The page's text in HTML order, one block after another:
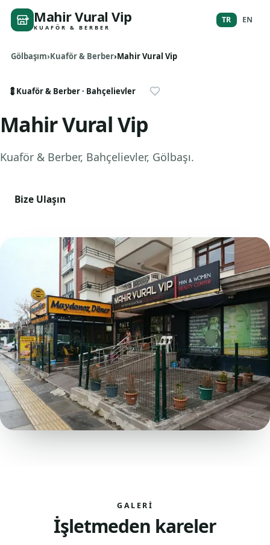
Mahir Vural Vip
KUAFÖR & BERBER
TR EN
Gölbaşım Kuaför & Berber Mahir Vural Vip
💈Kuaför & Berber· Bahçelievler
Mahir Vural Vip
Kuaför & Berber, Bahçelievler, Gölbaşı.
Bize Ulaşın
GALERI
İşletmeden kareler